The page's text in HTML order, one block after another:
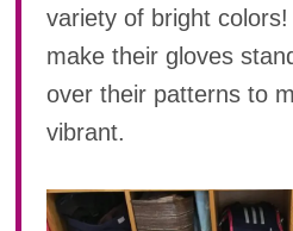
2018年 06月(21)
2018年 05月(11)
variety of bright
make their gloves
over their patterns to
vibrant.